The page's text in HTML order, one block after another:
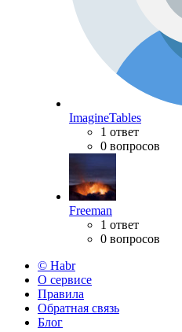
ImagineTables
1 ответ
0 вопросов
Freeman
1 ответ
0 вопросов
© Habr
О сервисе
Правила
Обратная связь
Блог